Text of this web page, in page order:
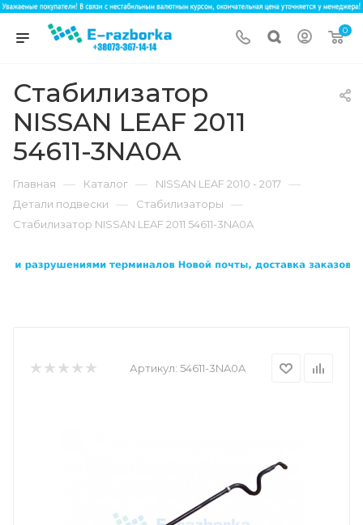
0
Стабилизатор
NISSAN LEAF 2011
54611-3NA0A
Главная — Каталог — NISSAN LEAF 2010 - 2017 —
Детали подвески — Стабилизаторы —
Стабилизатор NISSAN LEAF 2011 54611-3NA0A
Артикул: 54611-3NA0A